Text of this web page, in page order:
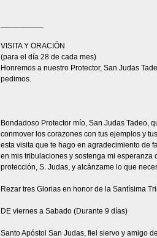
VISITA Y ORACIÓN
(para el día 28 de cada mes)
Honremos a nuestro Protector, San Judas
pedimos.
Bondadoso Protector mío, San Judas Tadeo,
conmover los corazones con tus ejemplos y
esta visita que te hago en agradecimiento de
en mis tribulaciones y sostenga mi
protección, S. Judas, y alcánzame lo que
Rezar tres Glorias en honor de la Santísima
DE viernes a Sabado (Durante 9 días)
Santo Apóstol San Judas, fiel siervo y amigo